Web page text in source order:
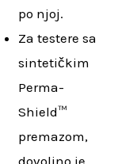
po njoj.
Za testere sa
sintetičkim
Perma-
Shield™
premazom,
dovoljno je